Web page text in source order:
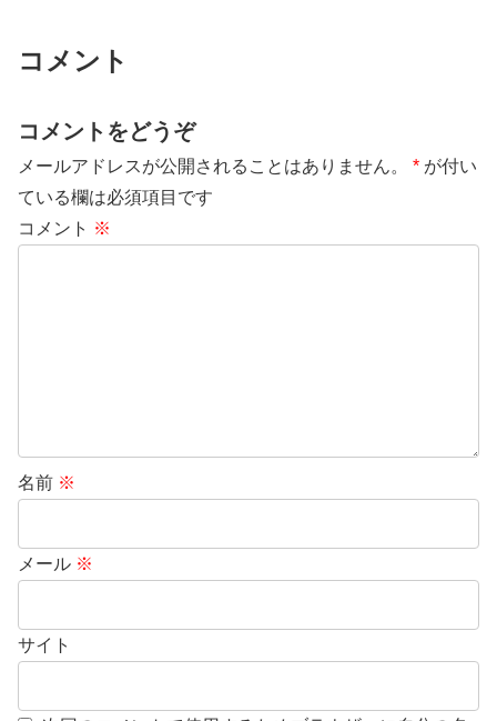
コメント
コメントをどうぞ
メールアドレスが公開されることはありません。 * が付い
ている欄は必須項目です
コメント ※
名前 ※
メール ※
サイト